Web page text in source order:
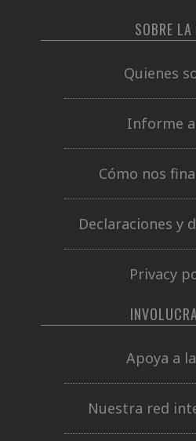
SOBRE LA
Quienes
Informe
Cómo nos
Declaraciones y
Privacy
Apoya a
Nuestra red